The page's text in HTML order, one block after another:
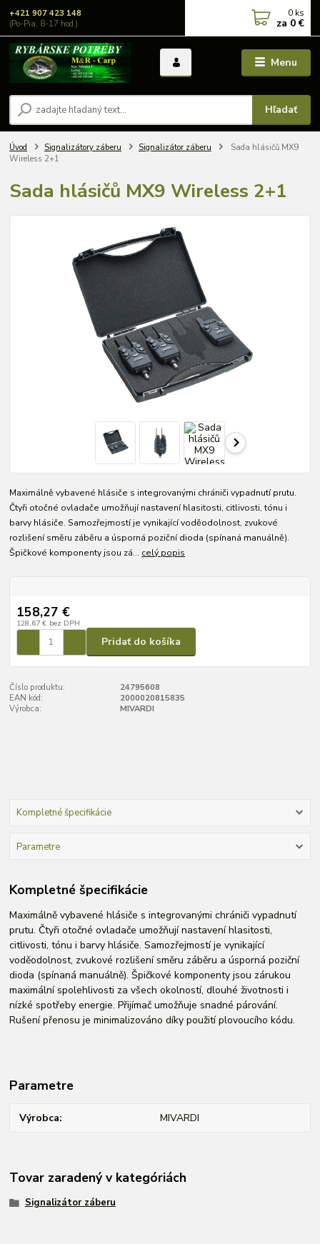
Menu
Hľadať
+421 907 423 148
(Po-Pia, 8-17 hod.)
0 ks
za 0 €
Úvod Signalizátory záberu Signalizátor záberu
Sada hlásičů MX9
Wireless 2+1
Sada hlásičů MX9 Wireless 2+1
Maximálně vybavené hlásiče s integrovanými chrániči vypadnutí prutu.
Čtyři otočné ovladače umožňují nastavení hlasitosti, citlivosti, tónu i
barvy hlásiče. Samozřejmostí je vynikající voděodolnost, zvukové
rozlišení směru záběru a úsporná poziční dioda (spínaná manuálně).
Špičkové komponenty jsou zá... celý popis
158,27 €
128,67 € bez DPH
Pridať do košíka
Číslo produktu:
24795608
EAN kód:
2000020815835
Výrobca:
MIVARDI
Kompletné špecifikácie
Parametre
Kompletné špecifikácie
Maximálně vybavené hlásiče s integrovanými chrániči vypadnutí
prutu. Čtyři otočné ovladače umožňují nastavení hlasitosti,
citlivosti, tónu i barvy hlásiče. Samozřejmostí je vynikající
voděodolnost, zvukové rozlišení směru záběru a úsporná poziční
dioda (spínaná manuálně). Špičkové komponenty jsou zárukou
maximální spolehlivosti za všech okolností, dlouhé životnosti i
nízké spotřeby energie. Přijímač umožňuje snadné párování.
Rušení přenosu je minimalizováno díky použití plovoucího kódu.
Parametre
Výrobca MIVARDI
Tovar zaradený v kategóriách
Signalizátor záberu